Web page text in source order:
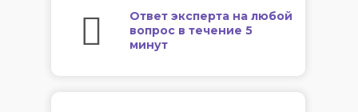
Ответ эксперта на любой
вопрос в течение 5
минут